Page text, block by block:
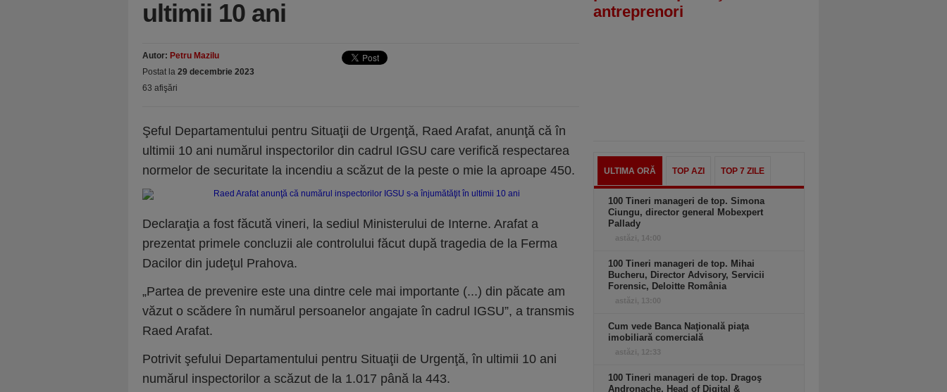
ultimii 10 ani
Autor: Petru Mazilu
Postat la 29 decembrie 2023
63 afişări
Şeful Departamentului pentru Situaţii de Urgenţă, Raed Arafat, anunţă că în
ultimii 10 ani numărul inspectorilor din cadrul IGSU care verifică respectarea
normelor de securitate la incendiu a scăzut de la peste o mie la aproape 450.
Declaraţia a fost făcută vineri, la sediul Ministerului de Interne. Arafat a
prezentat primele concluzii ale controlului făcut după tragedia de la Ferma
Dacilor din judeţul Prahova.
„Partea de prevenire este una dintre cele mai importante (...) din păcate am
văzut o scădere în numărul persoanelor angajate în cadrul IGSU”, a transmis
Raed Arafat.
Potrivit şefului Departamentului pentru Situaţii de Urgenţă, în ultimii 10 ani
numărul inspectorilor a scăzut de la 1.017 până la 443.
antreprenori
ULTIMA ORĂ TOP AZI TOP 7 ZILE
100 Tineri manageri de top. Simona
Ciungu, director general Mobexpert
Pallady
astăzi, 14:00
100 Tineri manageri de top. Mihai
Bucheru, Director Advisory, Servicii
Forensic, Deloitte România
astăzi, 13:00
Cum vede Banca Naţională piaţa
imobiliară comercială
astăzi, 12:33
100 Tineri manageri de top. Dragoş
Andronache, Head of Digital &